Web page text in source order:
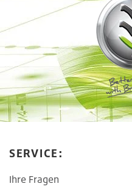
SERVICE:
Ihre Fragen